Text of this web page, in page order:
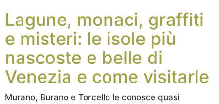
Lagune, monaci, graffiti
e misteri: le isole più
nascoste e belle di
Venezia e come visitarle
Murano, Burano e Torcello le conosce quasi